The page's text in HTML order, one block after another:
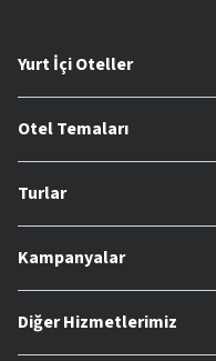
Yurt İçi Oteller
Otel Temaları
Turlar
Kampanyalar
Diğer Hizmetlerimiz